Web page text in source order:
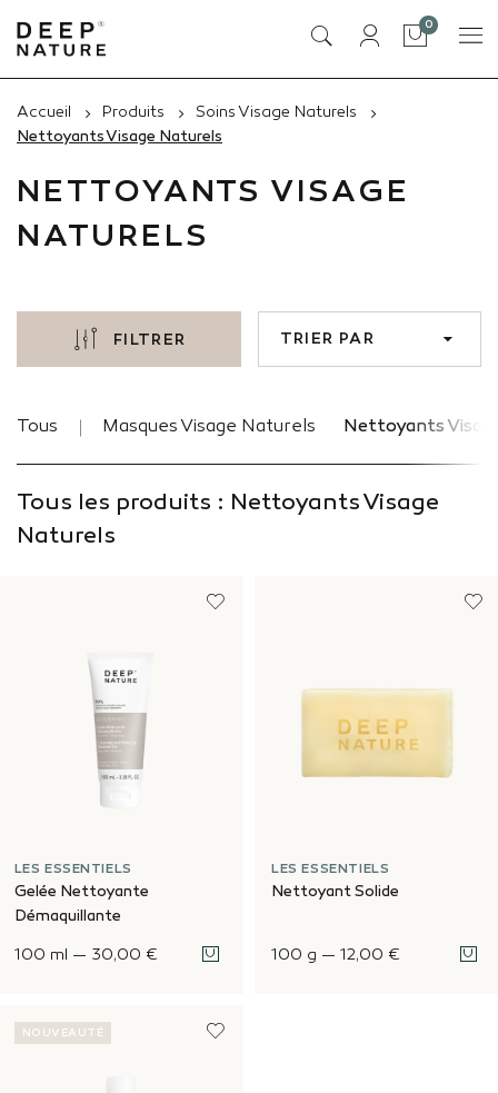
Panier
0articles
Accueil Produits
Soins Visage Naturels
Nettoyants Visage Naturels
NETTOYANTS VISAGE
NATURELS
FILTRER TRIER PAR
Tous Masques Visage Naturels Nettoyants
Tous les produits : Nettoyants Visage
Naturels
LES ESSENTIELS
Gelée Nettoyante
Démaquillante
100 ml — 30,00 €
LES ESSENTIELS
Nettoyant Solide
100 g — 12,00 €
NOUVEAUTÉ